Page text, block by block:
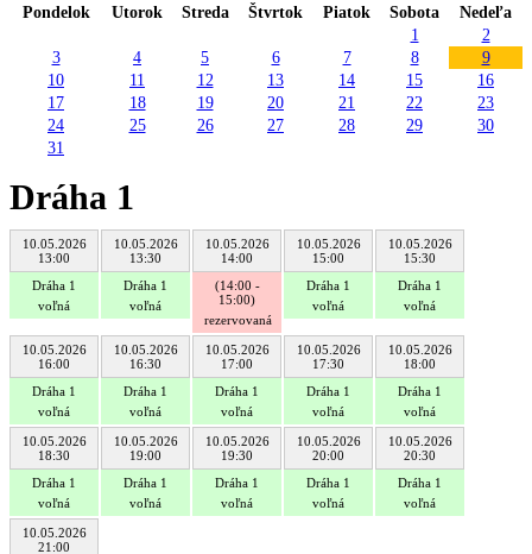
Pondelok Utorok Streda Štvrtok Piatok Sobota
Nedeľa
1
2
3
4 5 6 7 8
9
10
11 12 13 14 15
16
17
18 19 20 21 22
23
24
25 26 27 28 29
30
31
Dráha 1
10.05.2026
13:00
Dráha 1
voľná
10.05.2026
13:30
Dráha 1
voľná
10.05.2026
14:00
(14:00 -
15:00)
rezervovaná
10.05.2026
15:00
Dráha 1
voľná
10.05.2026
15:30
Dráha 1
voľná
10.05.2026
16:00
Dráha 1
voľná
10.05.2026
16:30
Dráha 1
voľná
10.05.2026
17:00
Dráha 1
voľná
10.05.2026
17:30
Dráha 1
voľná
10.05.2026
18:00
Dráha 1
voľná
10.05.2026
18:30
Dráha 1
voľná
10.05.2026
19:00
Dráha 1
voľná
10.05.2026
19:30
Dráha 1
voľná
10.05.2026
20:00
Dráha 1
voľná
10.05.2026
20:30
Dráha 1
voľná
10.05.2026
21:00